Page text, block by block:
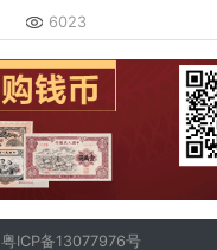
6023
粤ICP备13077976号